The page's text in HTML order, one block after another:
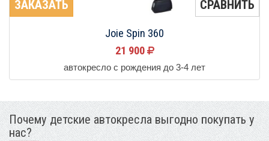
ЗАКАЗАТЬ СРАВНИТЬ
Joie Spin 360
21 900
автокресло с рождения до 3-4 лет
Почему детские автокресла выгодно покупать у
нас?